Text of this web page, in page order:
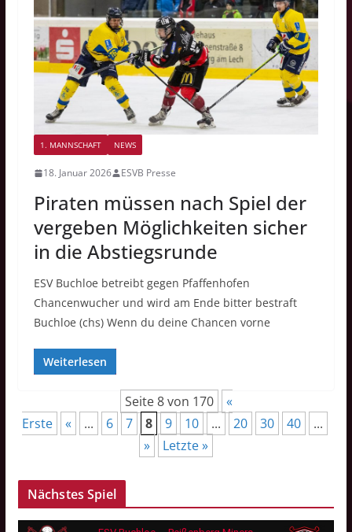
1. MANNSCHAFT NEWS
18. Januar 2026 ESVB Presse
Piraten müssen nach Spiel der
vergeben Möglichkeiten sicher
in die Abstiegsrunde
ESV Buchloe betreibt gegen Pfaffenhofen
Chancenwucher und wird am Ende bitter bestraft
Buchloe (chs) Wenn du deine Chancen vorne
Weiterlesen
Seite 8 von 170
«
Erste
« ... 6 7 8 9 10 ... 20 30 40
...
»
Letzte »
Nächstes Spiel